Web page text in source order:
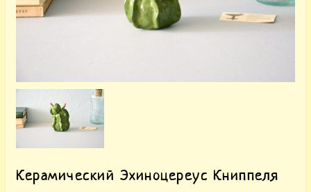
Керамический Эхиноцереус Книппеля